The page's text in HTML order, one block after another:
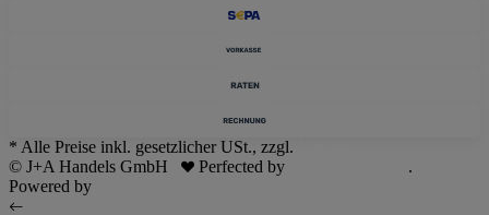
* Alle Preise inkl. gesetzlicher USt., zzgl.
© J+A Handels GmbH
Perfected by
.
Powered by